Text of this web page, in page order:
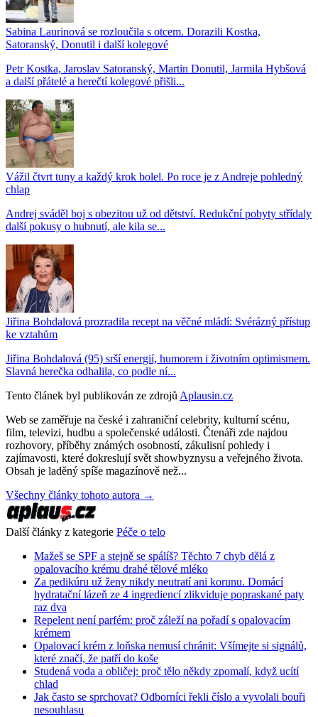
Sabina Laurinová se rozloučila s otcem. Dorazili Kostka,
Satoranský, Donutil i další kolegové
Petr Kostka, Jaroslav Satoranský, Martin Donutil, Jarmila Hybšová
a další přátelé a herečtí kolegové přišli...
Vážil čtvrt tuny a každý krok bolel. Po roce je z Andreje pohledný
chlap
Andrej sváděl boj s obezitou už od dětství. Redukční pobyty střídaly
další pokusy o hubnutí, ale kila se...
Jiřina Bohdalová prozradila recept na věčné mládí: Svérázný přístup
ke vztahům
Jiřina Bohdalová (95) srší energií, humorem i životním optimismem.
Slavná herečka odhalila, co podle ní...
Tento článek byl publikován ze zdrojů Aplausin.cz
Web se zaměřuje na české i zahraniční celebrity, kulturní scénu,
film, televizi, hudbu a společenské události. Čtenáři zde najdou
rozhovory, příběhy známých osobností, zákulisní pohledy i
zajímavosti, které dokreslují svět showbyznysu a veřejného života.
Obsah je laděný spíše magazínově než...
Všechny články tohoto autora →
Další články z kategorie Péče o telo
Mažeš se SPF a stejně se spálíš? Těchto 7 chyb dělá z
opalovacího krému drahé tělové mléko
Za pedikúru už ženy nikdy neutratí ani korunu. Domácí
hydratační lázeň ze 4 ingrediencí zlikviduje popraskané paty
raz dva
Repelent není parfém: proč záleží na pořadí s opalovacím
krémem
Opalovací krém z loňska nemusí chránit: Všímejte si signálů,
které značí, že patří do koše
Studená voda a obličej: proč tělo někdy zpomalí, když ucítí
chlad
Jak často se sprchovat? Odborníci řekli číslo a vyvolali bouři
nesouhlasu